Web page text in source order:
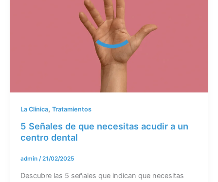
La Clínica, Tratamientos
5 Señales de que necesitas acudir a un
centro dental
admin /21/02/2025
Descubre las 5 señales que indican que necesitas